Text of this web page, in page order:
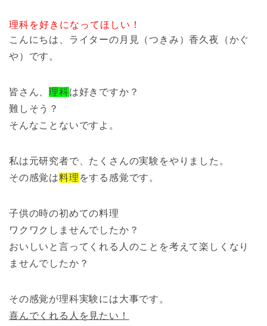
理科を好きになってほしい！
こんにちは、ライターの月見（つきみ）香久夜（かぐ
や）です。
皆さん、理科は好きですか？
難しそう？
そんなことないですよ。
私は元研究者で、たくさんの実験をやりました。
その感覚は料理 をする感覚です。
子供の時の初めての料理
ワクワクしませんでしたか？
おいしいと言ってくれる人のことを考えて楽しくなり
ませんでしたか？
その感覚が理科実験には大事です。
喜んでくれる人を見たい！